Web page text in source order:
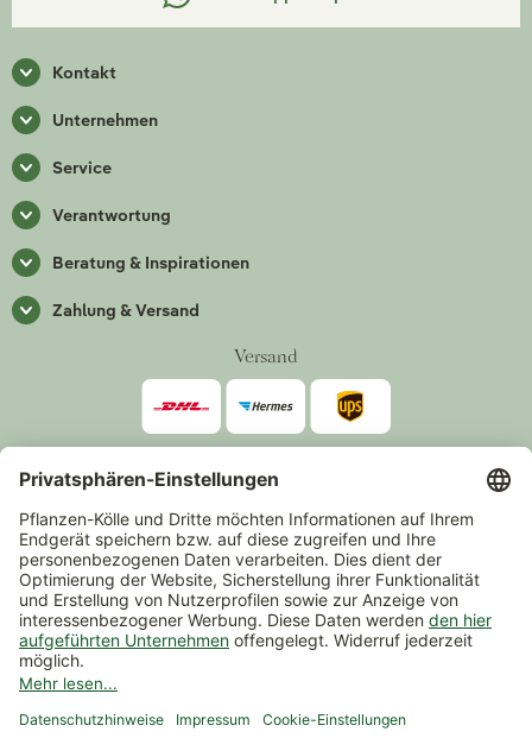
Kontakt
Unternehmen
Service
Verantwortung
Beratung & Inspirationen
Zahlung & Versand
Versand
Zahlarten
*Alle Preise inkl. gesetzlicher Mehrwertsteuer zzgl.Versand
Mindestbestellwert 14,90 €, ausgenommen sind Gutscheine und
Events.